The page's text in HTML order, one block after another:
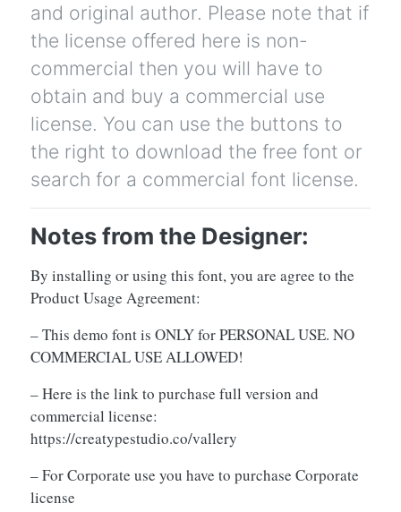
and original author. Please note that if
the license offered here is non-
commercial then you will have to
obtain and buy a commercial use
license. You can use the buttons to
the right to download the free font or
search for a commercial font license.
Notes from the Designer:
By installing or using this font, you are agree to the
Product Usage Agreement:
– This demo font is ONLY for PERSONAL USE. NO
COMMERCIAL USE ALLOWED!
– Here is the link to purchase full version and
commercial license:
https://creatypestudio.co/vallery
– For Corporate use you have to purchase Corporate
license